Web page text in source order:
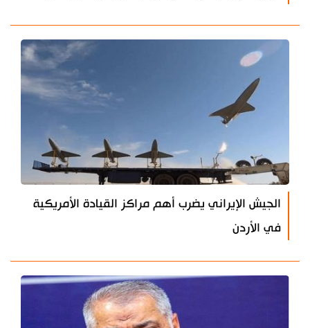
الجيش الإيراني يضرب أهم مراكز القيادة الأمريكية
في الأردن